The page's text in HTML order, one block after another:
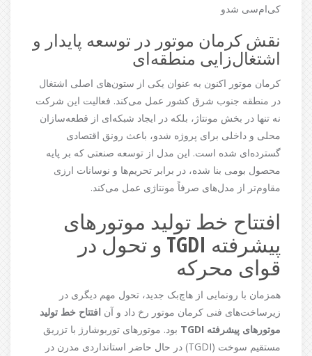
کی‌ام‌سی شدو
نقش کرمان موتور در توسعه پایدار و
اشتغال‌زایی منطقه‌ای
کرمان موتور اکنون به عنوان یکی از ستون‌های اصلی اشتغال
در منطقه جنوب شرق کشور عمل می‌کند. فعالیت این شرکت
نه تنها در بخش مونتاژ، بلکه در ایجاد شبکه‌ای از قطعه‌سازان
محلی و داخلی برای پروژه شدو، باعث رونق اقتصادی
گسترده‌ای شده است. این مدل از توسعه صنعتی که بر پایه
محصول بومی بنا شده، در برابر تحریم‌ها و نوسانات ارزی
مقاوم‌تر از مدل‌های صرفاً مونتاژی عمل می‌کند.
افتتاح خط تولید موتورهای
پیشرفته TGDI و تحول در
قوای محرکه
همزمان با رونمایی از هاچ‌بک جدید، تحول مهم دیگری در
زیرساخت‌های فنی کرمان موتور رخ داد و آن افتتاح خط تولید
موتورهای پیشرفته TGDI
بود. موتورهای توربوشارژ با تزریق
مستقیم سوخت (TGDI) در حال حاضر استانداردی مدرن در